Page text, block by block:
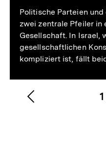
Politische Parteien
zwei zentrale Pfeiler in
Gesellschaft. In Israel,
gesellschaftlichen
kompliziert ist, fällt
1
Vorherigen